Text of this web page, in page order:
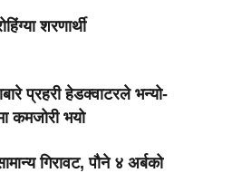
शरणार्थी
प्रहरी हेडक्वाटरले भन्यो-
कमजोरी भयो
गिरावट, पौने ४ अर्बको